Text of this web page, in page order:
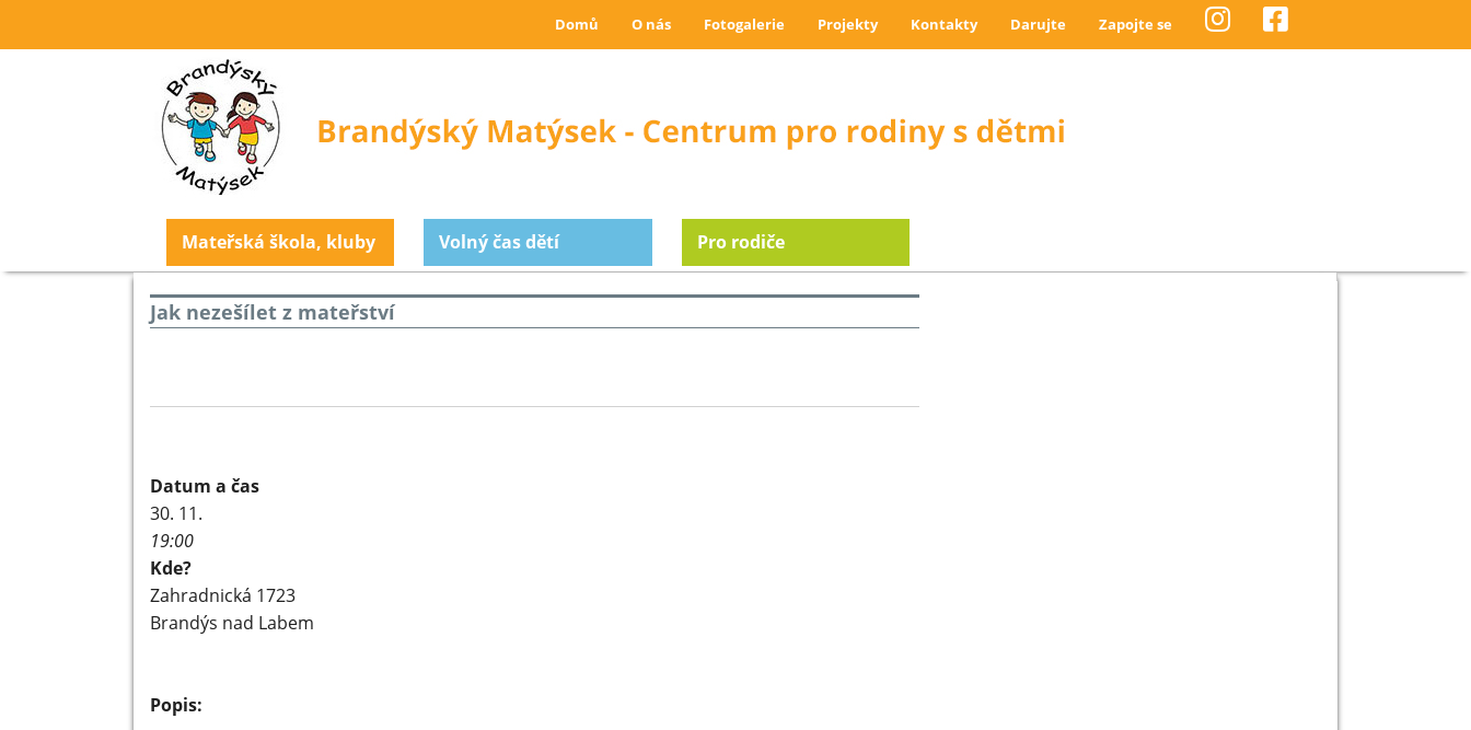
Domů O nás Fotogalerie Projekty Kontakty Darujte Zapojte se
Mateřská škola, kluby Volný čas dětí Pro rodiče
Jak nezešílet z mateřství
Datum a čas
30. 11.
19:00
Kde?
Zahradnická 1723
Brandýs nad Labem
Popis: